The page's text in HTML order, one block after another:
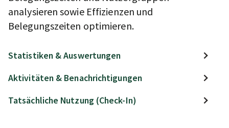
analysieren sowie Effizienzen und
Belegungszeiten optimieren.
Statistiken & Auswertungen
Aktivitäten & Benachrichtigungen
Tatsächliche Nutzung (Check-In)